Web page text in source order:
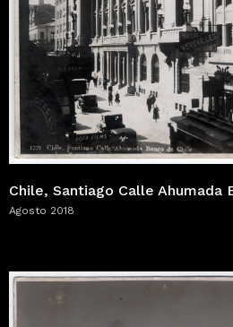
Chile, Santiago Calle Ahumada
Agosto 2018